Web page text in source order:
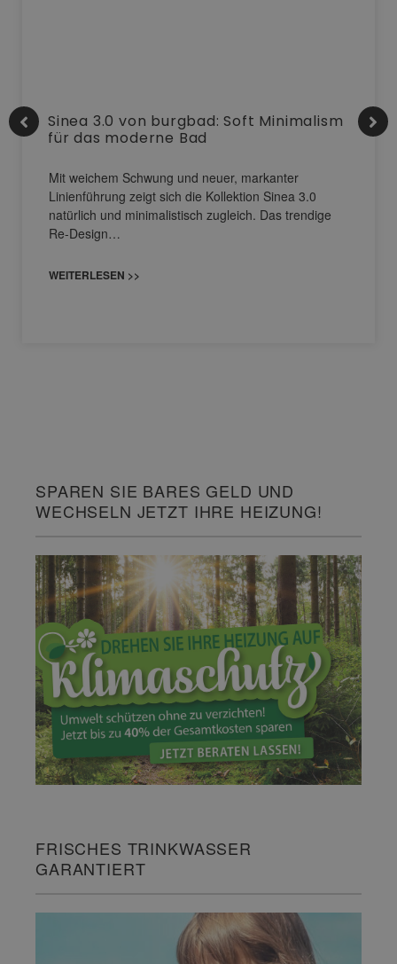
Sinea 3.0 von burgbad: Soft Minimalism
für das moderne Bad
Mit weichem Schwung und neuer, markanter
Linienführung zeigt sich die Kollektion Sinea 3.0
natürlich und minimalistisch zugleich. Das trendige
Re-Design…
WEITERLESEN >>
SPAREN SIE BARES GELD UND
WECHSELN JETZT IHRE HEIZUNG!
FRISCHES TRINKWASSER
GARANTIERT